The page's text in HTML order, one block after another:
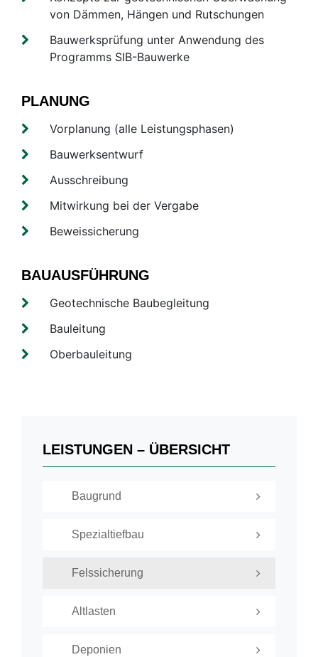
von Dämmen, Hängen und Rutschungen
Bauwerksprüfung unter Anwendung des
Programms SIB-Bauwerke
PLANUNG
Vorplanung (alle Leistungsphasen)
Bauwerksentwurf
Ausschreibung
Mitwirkung bei der Vergabe
Beweissicherung
BAUAUSFÜHRUNG
Geotechnische Baubegleitung
Bauleitung
Oberbauleitung
LEISTUNGEN – ÜBERSICHT
Baugrund
Spezialtiefbau
Felssicherung
Altlasten
Deponien